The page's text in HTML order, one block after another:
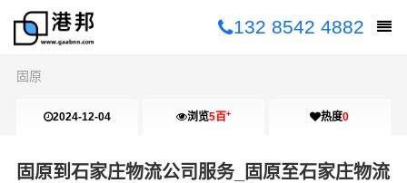
132 8542 4882
固原
2024-12-04 浏览5百+ 热度0
固原到石家庄物流公司服务_固原至石家庄物流